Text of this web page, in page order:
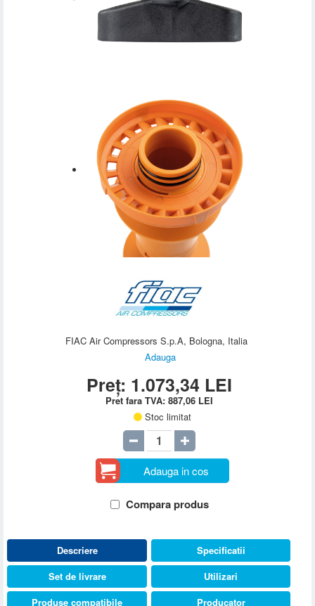
FIAC Air Compressors S.p.A, Bologna, Italia
Adauga
Preț: 1.073,34 LEI
Pret fara TVA:887,06 LEI
Stoc limitat
Adauga in cos
Compara produs
Descriere
Specificatii
Set de livrare
Utilizari
Produse compatibile
Producator